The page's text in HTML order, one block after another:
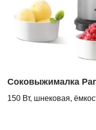
Соковыжималка
150 Вт, шнековая,